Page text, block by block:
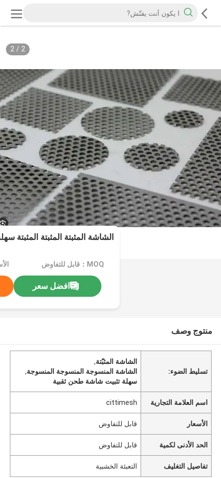
2
/
2
الشاشة المثبتة المثبتة المثبتة
MOQ：قابل للتفاوض
افضل سعر
منتوج وصف
تسليط الضوء:
الشاشة المثبّتة,
الشاشة المنسوجة المنسوجة المنسوجة,
سهلة تثبيت شاشة طحن ثقبية
اسم العلامة التجارية cittimesh
الأسعار قابل للتفاوض
الحد الأدنى لكمية قابل للتفاوض
تفاصيل التغليف التعبئة الخشبية